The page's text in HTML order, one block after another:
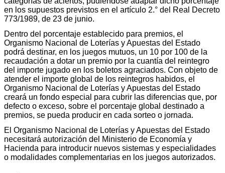
en los supuestos previstos en el artículo 2.° del Real Decreto
773/1989, de 23 de junio.
Dentro del porcentaje establecido para premios, el
Organismo Nacional de Loterías y Apuestas del Estado
podrá destinar, en los juegos mutuos, un 10 por 100 de la
recaudación a dotar un premio por la cuantía del reintegro
del importe jugado en los boletos agraciados. Con objeto de
atender el importe global de los reintegros habidos, el
Organismo Nacional de Loterías y Apuestas del Estado
creará un fondo especial para cubrir las diferencias que, por
defecto o exceso, sobre el porcentaje global destinado a
premios, se pueda producir en cada sorteo o jornada.
El Organismo Nacional de Loterías y Apuestas del Estado
necesitará autorización del Ministerio de Economía y
Hacienda para introducir nuevos sistemas y especialidades
o modalidades complementarias en los juegos autorizados.